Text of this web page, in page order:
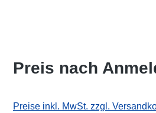
Preis nach
Preise inkl. MwSt. zzgl.